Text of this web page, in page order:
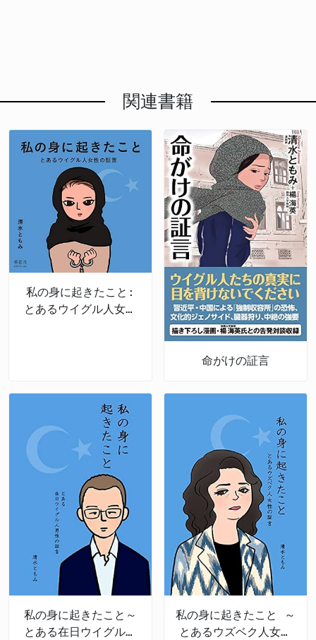
関連書籍
私の身に起きたこと:
とあるウイグル人女性
命がけの証言
私の身に起きたこと～
とある在日ウイグル人
私の身に起きたこと ～
とあるウズベク人女性